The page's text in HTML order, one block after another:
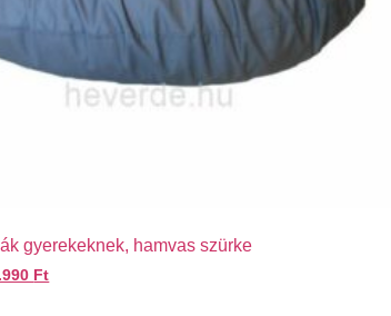
gyerekeknek, hamvas szürke
Ft